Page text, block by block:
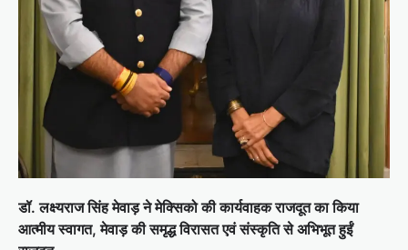
डॉ. लक्ष्यराज सिंह मेवाड़ ने मेक्सिको की कार्यवाहक राजदूत का किया
आत्मीय स्वागत, मेवाड़ की समृद्ध विरासत एवं संस्कृति से अभिभूत हुईं